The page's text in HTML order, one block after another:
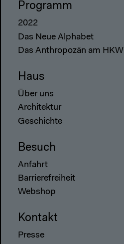
Programm
2022
Das Neue Alphabet
Das Anthropozän am HKW
Haus
Über uns
Architektur
Geschichte
Besuch
Anfahrt
Barrierefreiheit
Webshop
Kontakt
Presse